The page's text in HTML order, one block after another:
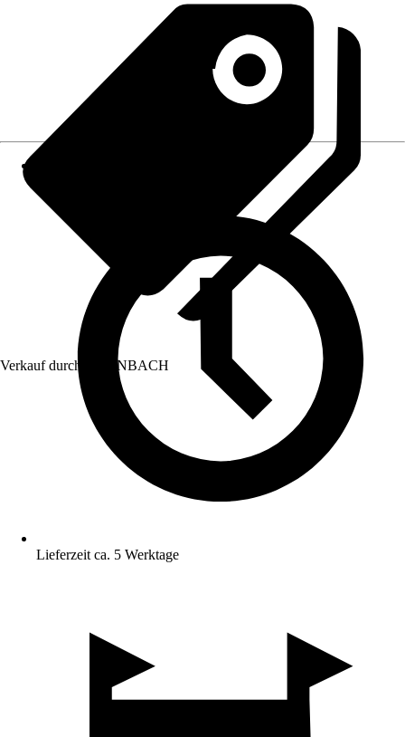
Verkauf durch: HORNBACH
Lieferzeit ca. 5 Werktage